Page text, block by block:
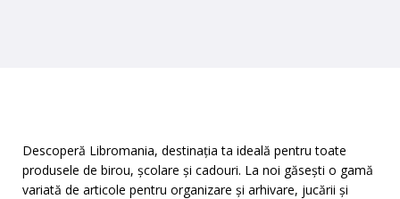
Descoperă Libromania, destinația ta ideală pentru toate
produsele de birou, școlare și cadouri. La noi găsești o gamă
variată de articole pentru organizare și arhivare, jucării și